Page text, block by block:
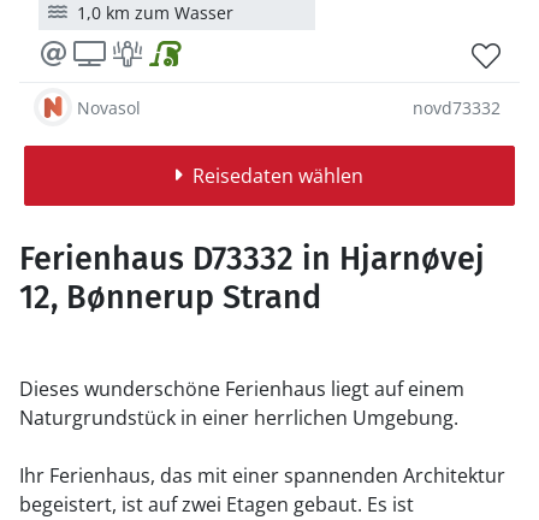
1,0 km zum Wasser
Novasol novd73332
Reisedaten wählen
Ferienhaus D73332 in Hjarnøvej
12, Bønnerup Strand
Dieses wunderschöne Ferienhaus liegt auf einem
Naturgrundstück in einer herrlichen Umgebung.
Ihr Ferienhaus, das mit einer spannenden Architektur
begeistert, ist auf zwei Etagen gebaut. Es ist